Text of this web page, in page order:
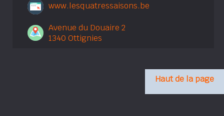
www.lesquatressaisons.be
Avenue du Douaire 2
1340 Ottignies
Haut de la page